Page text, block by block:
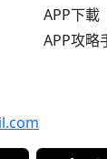
APP下載
APP攻略